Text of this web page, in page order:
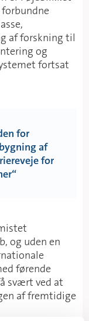
af forskning til
og
fortsat
for
af
for
“
og uden en
førende
svært ved at
af fremtidige